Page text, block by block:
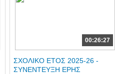
00:26:27
ΣΧΟΛΙΚΟ ΕΤΟΣ 2025-26 -
ΣΥΝΕΝΤΕΥΞΗ ΕΡΗΣ